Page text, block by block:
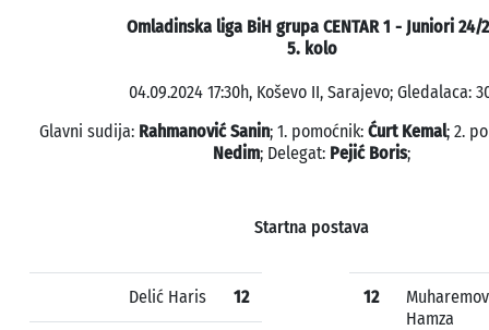
Omladinska liga BiH grupa CENTAR 1 - Juniori 24/
5. kolo
04.09.2024 17:30h, Koševo II, Sarajevo; Gledalaca:
Glavni sudija: Rahmanović Sanin; 1. pomoćnik: Ćurt Kemal; 2.
Nedim; Delegat: Pejić Boris;
Startna postava
Delić Haris 12 12
Hamza